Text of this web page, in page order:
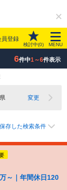
員登録
検討中(0) MENU
6件中1～6件表示
変更
保存した検索条件
～｜年間休日120